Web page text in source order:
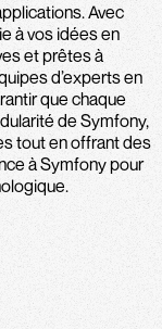
Avec
à vos idées en
et prêtes à
d’experts en
que chaque
de Symfony,
tout en offrant des
à Symfony pour